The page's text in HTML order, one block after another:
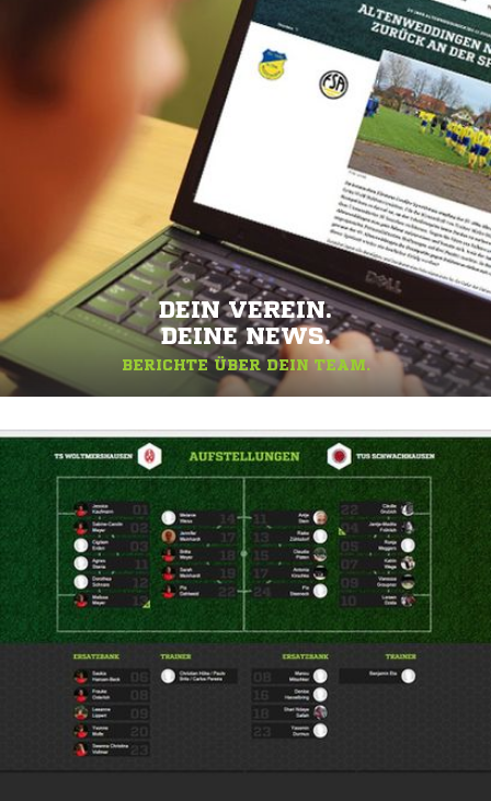
DEIN VEREIN.
DEINE NEWS.
BERICHTE ÜBER DEIN TEAM.